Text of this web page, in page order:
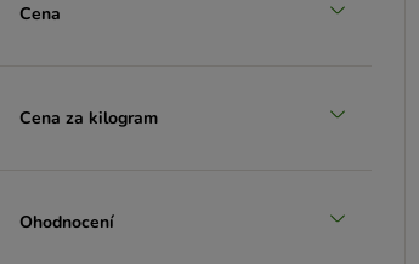
Cena
Cena za kilogram
Ohodnocení